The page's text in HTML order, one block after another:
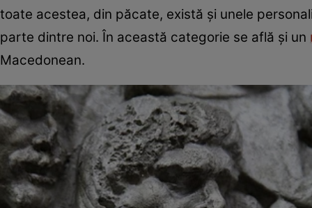
toate acestea, din păcate, există și unele
parte dintre noi. În această categorie se află și un
Macedonean.